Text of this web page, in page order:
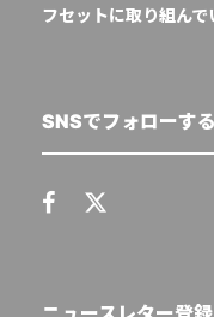
フセットに取り組んで
SNSでフォローする